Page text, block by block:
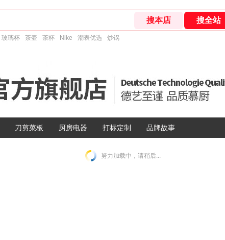
玻璃杯 茶壶 茶杯 Nike 潮表优选 炒锅
刀剪菜板 厨房电器 打标定制 品牌故事
努力加载中，请稍后...